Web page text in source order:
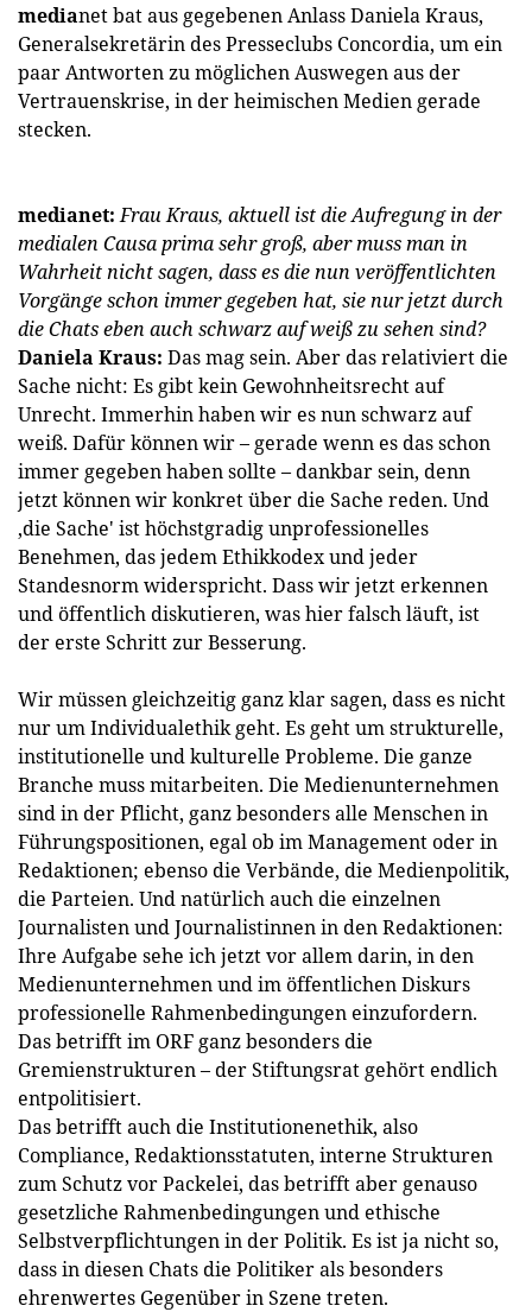
medianet bat aus gegebenen Anlass Daniela Kraus,
Generalsekretärin des Presseclubs Concordia, um ein
paar Antworten zu möglichen Auswegen aus der
Vertrauenskrise, in der heimischen Medien gerade
stecken.
medianet:Frau Kraus, aktuell ist die Aufregung in der
medialen Causa prima sehr groß, aber muss man in
Wahrheit nicht sagen, dass es die nun veröffentlichten
Vorgänge schon immer gegeben hat, sie nur jetzt durch
die Chats eben auch schwarz auf weiß zu sehen sind?
Daniela Kraus: Das mag sein. Aber das relativiert die
Sache nicht: Es gibt kein Gewohnheitsrecht auf
Unrecht. Immerhin haben wir es nun schwarz auf
weiß. Dafür können wir – gerade wenn es das schon
immer gegeben haben sollte – dankbar sein, denn
jetzt können wir konkret über die Sache reden. Und
‚die Sache' ist höchstgradig unprofessionelles
Benehmen, das jedem Ethikkodex und jeder
Standesnorm widerspricht. Dass wir jetzt erkennen
und öffentlich diskutieren, was hier falsch läuft, ist
der erste Schritt zur Besserung.
Wir müssen gleichzeitig ganz klar sagen, dass es nicht
nur um Individualethik geht. Es geht um strukturelle,
institutionelle und kulturelle Probleme. Die ganze
Branche muss mitarbeiten. Die Medienunternehmen
sind in der Pflicht, ganz besonders alle Menschen in
Führungspositionen, egal ob im Management oder in
Redaktionen; ebenso die Verbände, die Medienpolitik,
die Parteien. Und natürlich auch die einzelnen
Journalisten und Journalistinnen in den Redaktionen:
Ihre Aufgabe sehe ich jetzt vor allem darin, in den
Medienunternehmen und im öffentlichen Diskurs
professionelle Rahmenbedingungen einzufordern.
Das betrifft im ORF ganz besonders die
Gremienstrukturen – der Stiftungsrat gehört endlich
entpolitisiert.
Das betrifft auch die Institutionenethik, also
Compliance, Redaktionsstatuten, interne Strukturen
zum Schutz vor Packelei, das betrifft aber genauso
gesetzliche Rahmenbedingungen und ethische
Selbstverpflichtungen in der Politik. Es ist ja nicht so,
dass in diesen Chats die Politiker als besonders
ehrenwertes Gegenüber in Szene treten.